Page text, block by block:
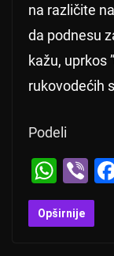
na različite
da podnesu
kažu, uprkos
rukovodećih
Podeli
W
h
at
Vi
b
er
Opširnije